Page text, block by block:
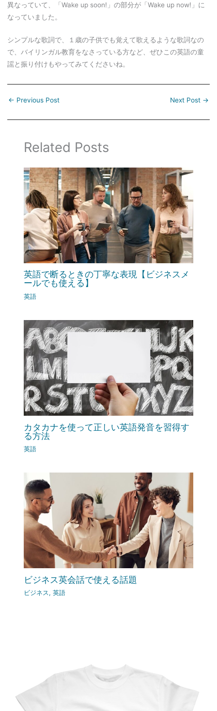
異なっていて、「Wake up soon!」の部分が「Wake up now!」に
なっていました。
シンプルな歌詞で、１歳の子供でも覚えて歌えるような歌詞なの
で、バイリンガル教育をなさっている方など、ぜひこの英語の童
謡と振り付けもやってみてくださいね。
← Previous Post Next Post →
Related Posts
英語で断るときの丁寧な表現【ビジネスメ
ールでも使える】
英語
カタカナを使って正しい英語発音を習得す
る方法
英語
ビジネス英会話で使える話題
ビジネス ,英語